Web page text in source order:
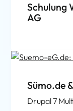
Schulung
AG
Sümo.de
Drupal 7